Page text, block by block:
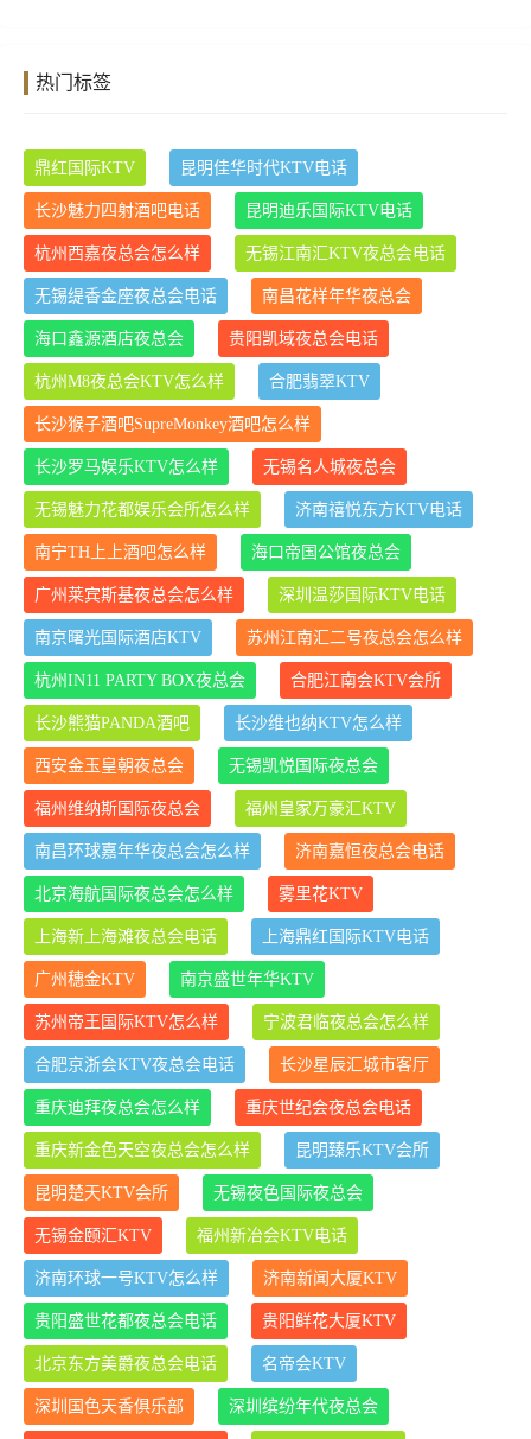
热门标签
鼎红国际KTV 昆明佳华时代KTV电话
长沙魅力四射酒吧电话 昆明迪乐国际KTV电话
杭州西嘉夜总会怎么样 无锡江南汇KTV夜总会电话
无锡缇香金座夜总会电话 南昌花样年华夜总会
海口鑫源酒店夜总会 贵阳凯域夜总会电话
杭州M8夜总会KTV怎么样 合肥翡翠KTV
长沙猴子酒吧SupreMonkey酒吧怎么样
长沙罗马娱乐KTV怎么样 无锡名人城夜总会
无锡魅力花都娱乐会所怎么样 济南禧悦东方KTV电话
南宁TH上上酒吧怎么样 海口帝国公馆夜总会
广州莱宾斯基夜总会怎么样 深圳温莎国际KTV电话
南京曙光国际酒店KTV 苏州江南汇二号夜总会怎么样
杭州IN11 PARTY BOX夜总会 合肥江南会KTV会所
长沙熊猫PANDA酒吧 长沙维也纳KTV怎么样
西安金玉皇朝夜总会 无锡凯悦国际夜总会
福州维纳斯国际夜总会 福州皇家万豪汇KTV
南昌环球嘉年华夜总会怎么样 济南嘉恒夜总会电话
北京海航国际夜总会怎么样 雾里花KTV
上海新上海滩夜总会电话 上海鼎红国际KTV电话
广州穗金KTV 南京盛世年华KTV
苏州帝王国际KTV怎么样 宁波君临夜总会怎么样
合肥京浙会KTV夜总会电话 长沙星辰汇城市客厅
重庆迪拜夜总会怎么样 重庆世纪会夜总会电话
重庆新金色天空夜总会怎么样 昆明臻乐KTV会所
昆明楚天KTV会所 无锡夜色国际夜总会
无锡金颐汇KTV 福州新冶会KTV电话
济南环球一号KTV怎么样 济南新闻大厦KTV
贵阳盛世花都夜总会电话 贵阳鲜花大厦KTV
北京东方美爵夜总会电话 名帝会KTV
深圳国色天香俱乐部 深圳缤纷年代夜总会